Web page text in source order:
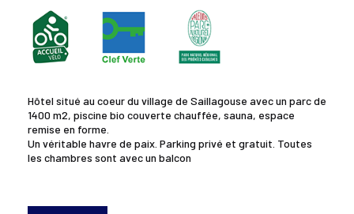
Hôtel situé au coeur du village de Saillagouse avec un parc de
1400 m2, piscine bio couverte chauffée, sauna, espace
remise en forme.
Un véritable havre de paix. Parking privé et gratuit. Toutes
les chambres sont avec un balcon